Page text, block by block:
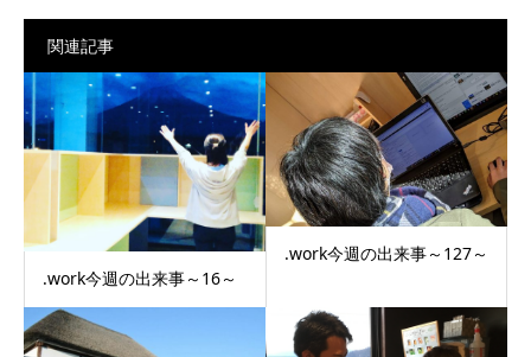
関連記事
.work今週の出来事～16～
.work今週の出来事～127～